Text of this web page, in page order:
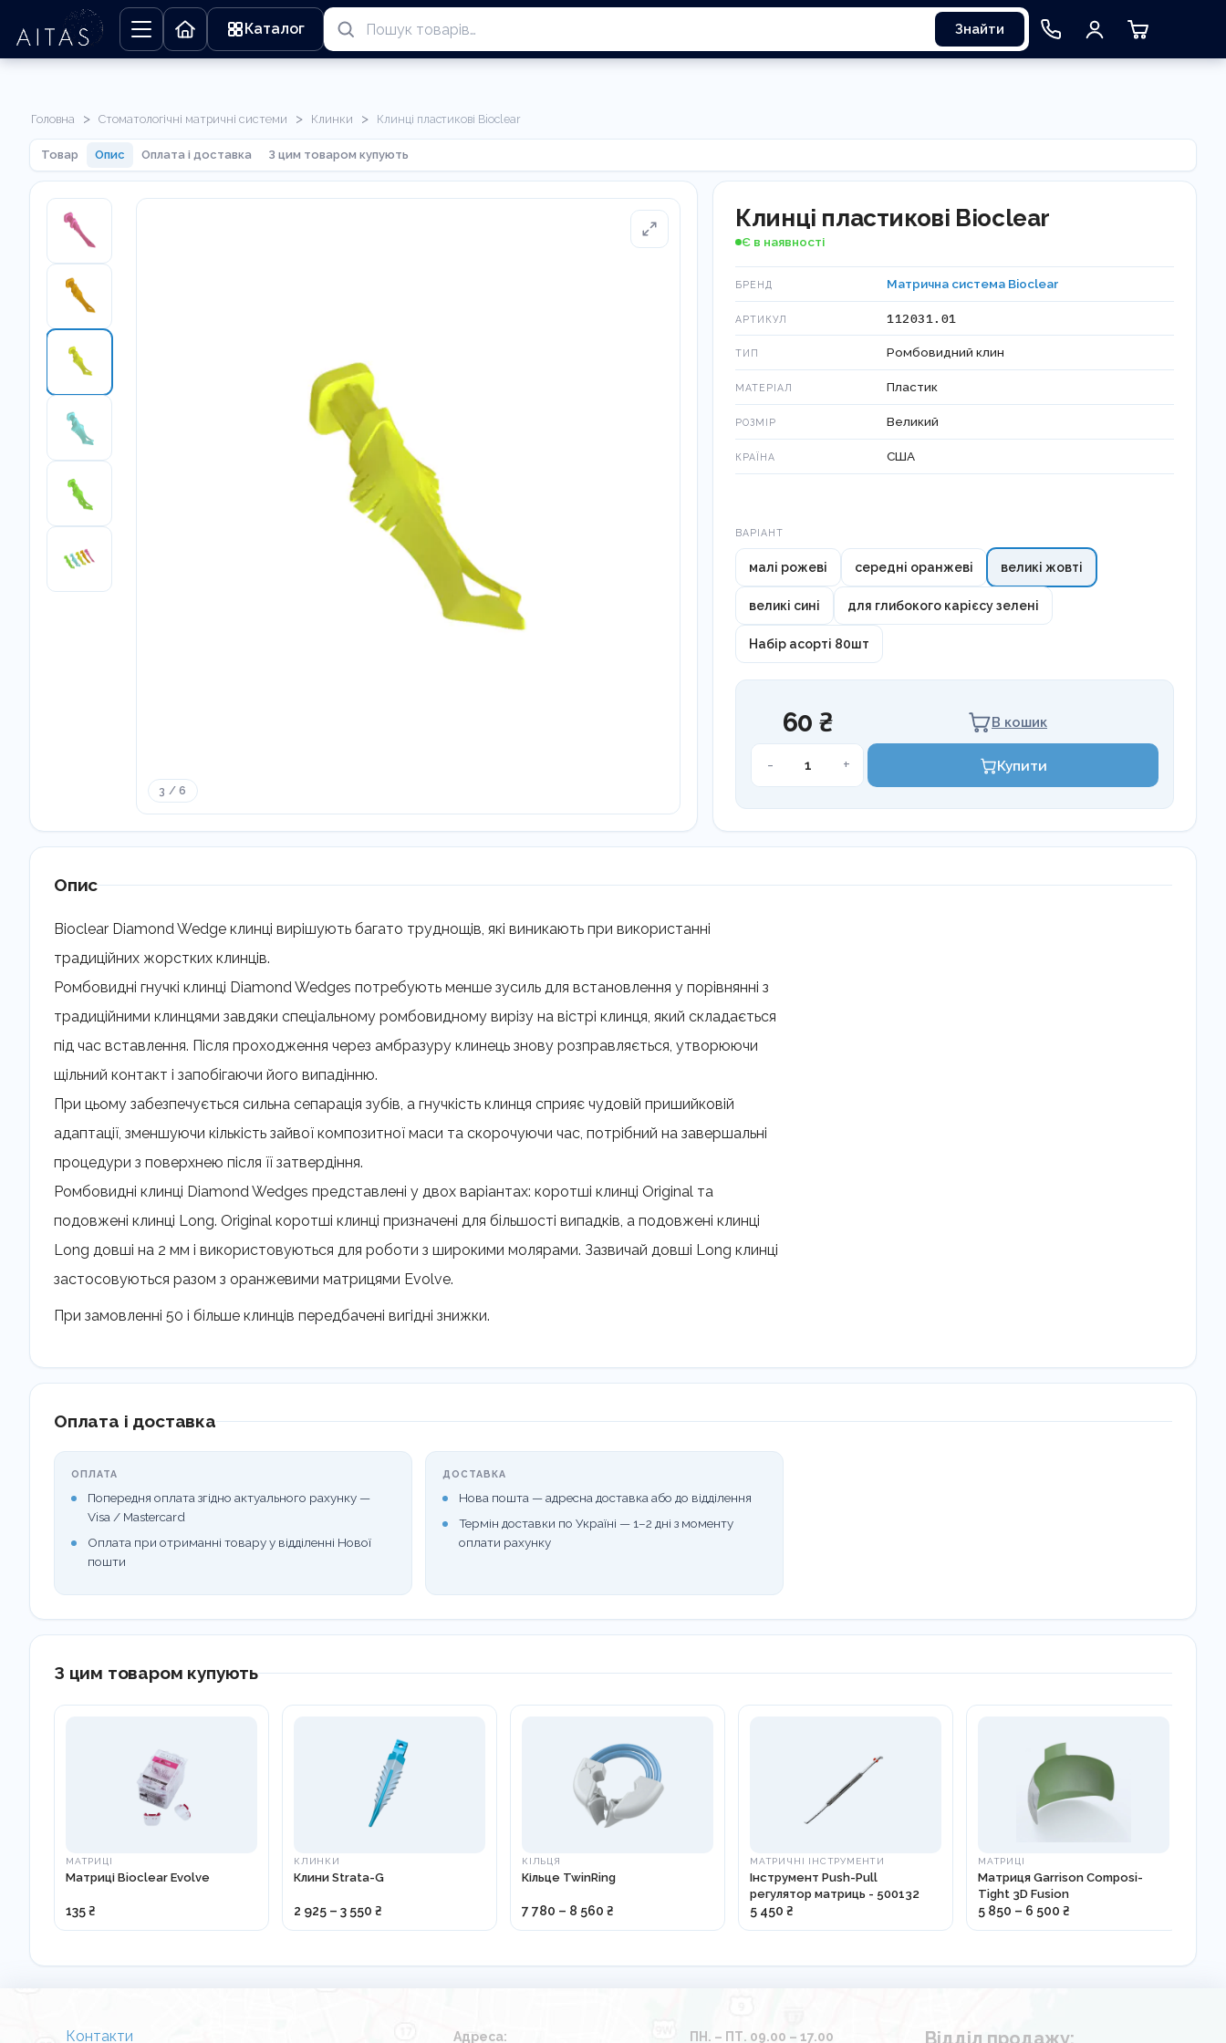
Каталог Знайти
Головна > Стоматологічні матричні системи > Клинки > Клинці пластикові Bioclear
Товар Опис Оплата і доставка З цим товаром купують
3 / 6
Клинці пластикові Bioclear
Є в наявності
БРЕНД Матрична система Bioclear
АРТИКУЛ 112031.01
ТИП Ромбовидний клин
МАТЕРІАЛ Пластик
РОЗМІР Великий
КРАЇНА США
ВАРІАНТ
малі рожеві середні оранжеві великі жовті
великі сині для глибокого карієсу зелені
Набір асорті 80шт
60 ₴ В кошик
-
Клинці
+ Купити
Опис
Bioclear Diamond Wedge клинці вирішують багато труднощів, які виникають при використанні
традиційних жорстких клинців.
Ромбовидні гнучкі клинці Diamond Wedges потребують менше зусиль для встановлення у порівнянні з
традиційними клинцями завдяки спеціальному ромбовидному вирізу на вістрі клинця, який складається
під час вставлення. Після проходження через амбразуру клинець знову розправляється, утворюючи
щільний контакт і запобігаючи його випадінню.
При цьому забезпечується сильна сепарація зубів, а гнучкість клинця сприяє чудовій пришийковій
адаптації, зменшуючи кількість зайвої композитної маси та скорочуючи час, потрібний на завершальні
процедури з поверхнею після її затвердіння.
Ромбовидні клинці Diamond Wedges представлені у двох варіантах: коротші клинці Original та
подовжені клинці Long. Original коротші клинці призначені для більшості випадків, а подовжені клинці
Long довші на 2 мм і використовуються для роботи з широкими молярами. Зазвичай довші Long клинці
застосовуються разом з оранжевими матрицями Evolve.
При замовленні 50 і більше клинців передбачені вигідні знижки.
Оплата і доставка
ОПЛАТА
Попередня оплата згідно актуального рахунку —
Visa / Mastercard
Оплата при отриманні товару у відділенні Нової
пошти
ДОСТАВКА
Нова пошта — адресна доставка або до відділення
Термін доставки по Україні — 1–2 дні з моменту
оплати рахунку
З цим товаром купують
МАТРИЦІ
Матриці Bioclear Evolve
135 ₴
КЛИНКИ
Клини Strata-G
2 925 – 3 550 ₴
КІЛЬЦЯ
Кільце TwinRing
7 780 – 8 560 ₴
МАТРИЧНІ ІНСТРУМЕНТИ
Інструмент Push-Pull
регулятор матриць - 500132
5 450 ₴
МАТРИЦІ
Матриця Garrison Composi-
Tight 3D Fusion
5 850 – 6 500 ₴
Контакти Адреса: ПН. – ПТ. 09.00 – 17.00